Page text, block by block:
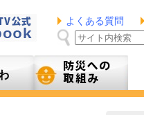
よくある質問